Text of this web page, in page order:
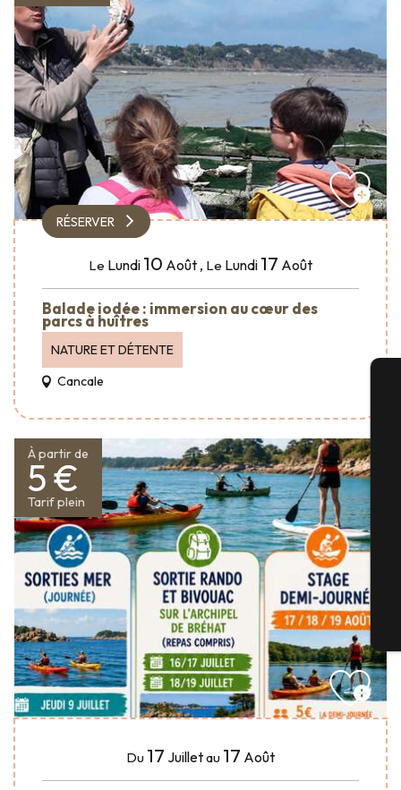
RÉSERVER
Le Lundi 10 Août , Le Lundi 17 Août
Balade iodée : immersion au cœur des
parcs à huîtres
NATURE ET DÉTENTE
Cancale
À partir de
5 €
Tarif plein
Du 17 Juilletau 17 Août